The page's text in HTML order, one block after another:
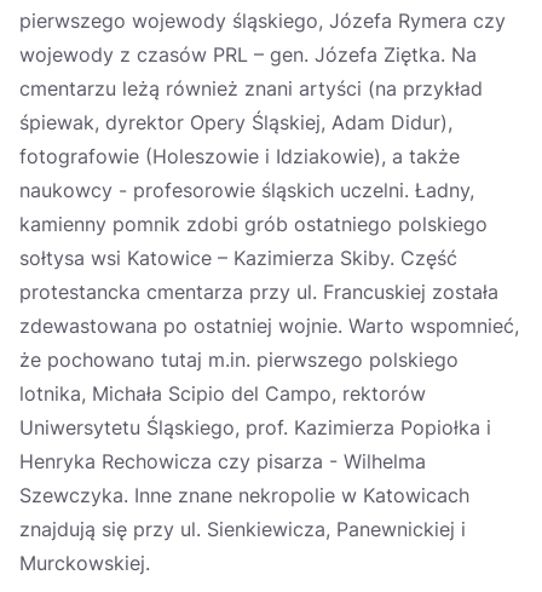
pierwszego wojewody śląskiego, Józefa Rymera czy
wojewody z czasów PRL – gen. Józefa Ziętka. Na
cmentarzu leżą również znani artyści (na przykład
śpiewak, dyrektor Opery Śląskiej, Adam Didur),
fotografowie (Holeszowie i Idziakowie), a także
naukowcy - profesorowie śląskich uczelni. Ładny,
kamienny pomnik zdobi grób ostatniego polskiego
sołtysa wsi Katowice – Kazimierza Skiby. Część
protestancka cmentarza przy ul. Francuskiej została
zdewastowana po ostatniej wojnie. Warto wspomnieć,
że pochowano tutaj m.in. pierwszego polskiego
lotnika, Michała Scipio del Campo, rektorów
Uniwersytetu Śląskiego, prof. Kazimierza Popiołka i
Henryka Rechowicza czy pisarza - Wilhelma
Szewczyka. Inne znane nekropolie w Katowicach
znajdują się przy ul. Sienkiewicza, Panewnickiej i
Murckowskiej.